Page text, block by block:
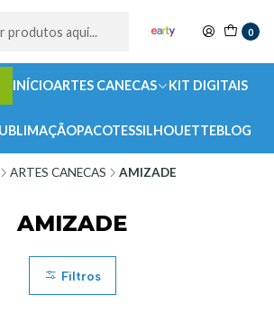
0
INÍCIOARTES CANECAS KIT DIGITAIS
PACOTESSILHOUETTEBLOG
ARTES CANECAS AMIZADE
AMIZADE
Filtros